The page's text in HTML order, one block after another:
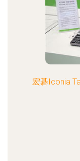
宏碁Iconia